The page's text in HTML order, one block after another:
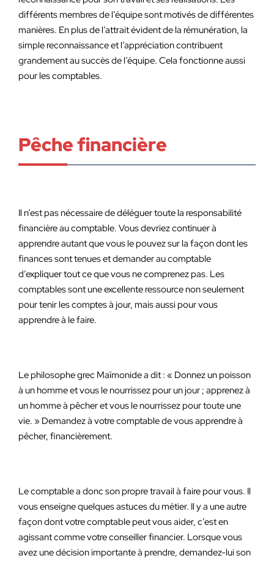
différents membres de l’équipe sont motivés de différentes
manières. En plus de l’attrait évident de la rémunération, la
simple reconnaissance et l’appréciation contribuent
grandement au succès de l’équipe. Cela fonctionne aussi
pour les comptables.
Pêche financière
Il n’est pas nécessaire de déléguer toute la responsabilité
financière au comptable. Vous devriez continuer à
apprendre autant que vous le pouvez sur la façon dont les
finances sont tenues et demander au comptable
d’expliquer tout ce que vous ne comprenez pas. Les
comptables sont une excellente ressource non seulement
pour tenir les comptes à jour, mais aussi pour vous
apprendre à le faire.
Le philosophe grec Maïmonide a dit : « Donnez un poisson
à un homme et vous le nourrissez pour un jour ; apprenez à
un homme à pêcher et vous le nourrissez pour toute une
vie. » Demandez à votre comptable de vous apprendre à
pêcher, financièrement.
Le comptable a donc son propre travail à faire pour vous. Il
vous enseigne quelques astuces du métier. Il y a une autre
façon dont votre comptable peut vous aider, c’est en
agissant comme votre conseiller financier. Lorsque vous
avez une décision importante à prendre, demandez-lui son